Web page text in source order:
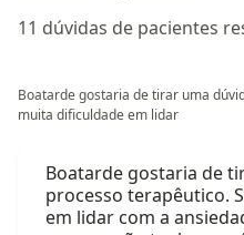
11 dúvidas de pacientes
Boatarde gostaria de tirar uma
muita dificuldade em lidar
Boatarde gostaria de
processo terapêutico.
em lidar com a